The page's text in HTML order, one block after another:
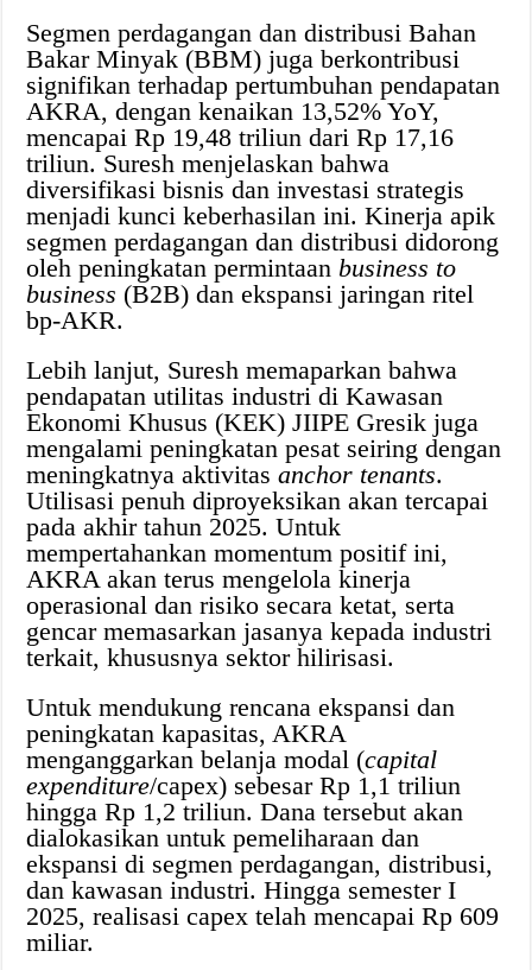
Segmen perdagangan dan distribusi Bahan
Bakar Minyak (BBM) juga berkontribusi
signifikan terhadap pertumbuhan pendapatan
AKRA, dengan kenaikan 13,52% YoY,
mencapai Rp 19,48 triliun dari Rp 17,16
triliun. Suresh menjelaskan bahwa
diversifikasi bisnis dan investasi strategis
menjadi kunci keberhasilan ini. Kinerja apik
segmen perdagangan dan distribusi didorong
oleh peningkatan permintaan business to
business (B2B) dan ekspansi jaringan ritel
bp-AKR.
Lebih lanjut, Suresh memaparkan bahwa
pendapatan utilitas industri di Kawasan
Ekonomi Khusus (KEK) JIIPE Gresik juga
mengalami peningkatan pesat seiring dengan
meningkatnya aktivitasanchor tenants.
Utilisasi penuh diproyeksikan akan tercapai
pada akhir tahun 2025. Untuk
mempertahankan momentum positif ini,
AKRA akan terus mengelola kinerja
operasional dan risiko secara ketat, serta
gencar memasarkan jasanya kepada industri
terkait, khususnya sektor hilirisasi.
Untuk mendukung rencana ekspansi dan
peningkatan kapasitas, AKRA
menganggarkan belanja modal (capital
expenditure/capex) sebesar Rp 1,1 triliun
hingga Rp 1,2 triliun. Dana tersebut akan
dialokasikan untuk pemeliharaan dan
ekspansi di segmen perdagangan, distribusi,
dan kawasan industri. Hingga semester I
2025, realisasi capex telah mencapai Rp 609
miliar.